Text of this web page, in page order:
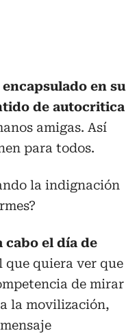
en su
de autocritica
amigas. Así
para todos.
la indignación
cabo el día de
que quiera ver que
de mirar
la movilización,